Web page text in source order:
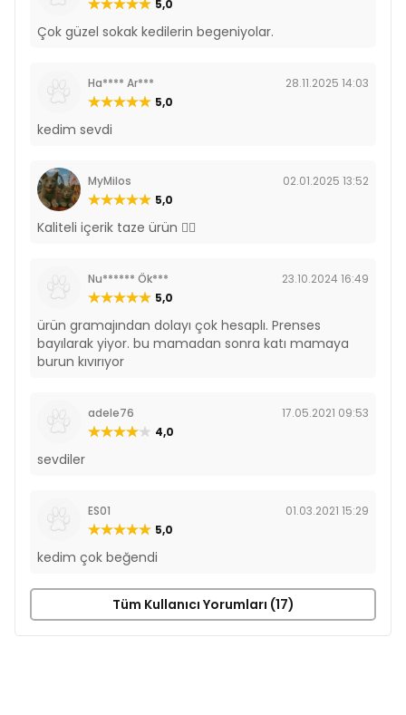
5,0
Çok güzel sokak kedilerin begeniyolar.
Ha**** Ar***
28.11.2025 14:03
5,0
kedim sevdi
MyMilos
02.01.2025 13:52
5,0
Kaliteli içerik taze ürün 👍🏻
Nu****** Ök***
23.10.2024 16:49
5,0
ürün gramajından dolayı çok hesaplı. Prenses
bayılarak yiyor. bu mamadan sonra katı mamaya
burun kıvırıyor
adele76
17.05.2021 09:53
4,0
sevdiler
ES01
01.03.2021 15:29
5,0
kedim çok beğendi
Tüm Kullanıcı Yorumları (17)